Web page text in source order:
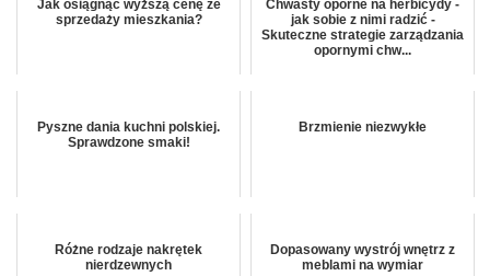
Jak osiągnąć wyższą cenę ze
sprzedaży mieszkania?
Chwasty oporne na herbicydy -
jak sobie z nimi radzić -
Skuteczne strategie zarządzania
opornymi chw...
Pyszne dania kuchni polskiej.
Sprawdzone smaki!
Brzmienie niezwykłe
Różne rodzaje nakrętek
nierdzewnych
Dopasowany wystrój wnętrz z
meblami na wymiar